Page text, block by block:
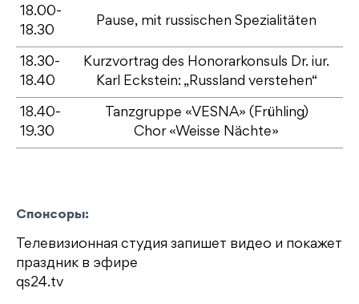
18.00-
18.30
Pause, mit russischen Spezialitäten
18.30-
18.40
Kurzvortrag des Honorarkonsuls Dr. iur.
Karl Eckstein: „Russland verstehen“
18.40-
19.30
Tanzgruppe «VESNA» (Frühling)
Chor «Weisse Nächte»
Спонсоры:
Телевизионная студия запишет видео и покажет
праздник в эфире
qs24.tv